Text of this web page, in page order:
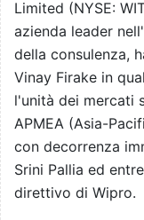
Limited (NYSE:
azienda leader
della consulenza,
Vinay Firake in
l'unità dei mercati
APMEA (Asia-
con decorrenza
Srini Pallia ed
direttivo di Wipro.